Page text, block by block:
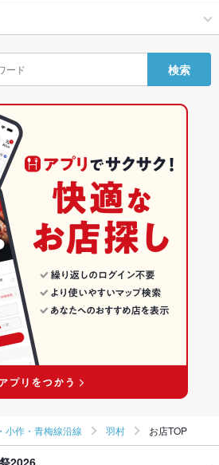
ご用意ございます！
完備
カクテル…豊富な種類をご用意しております！
スご用意。予約承っております！
プランをご用意♪
：お子様いす、ベビーサークル完備
軽に店舗までお問い合わせ下さい
など、些細なことでもご相談下さい。不明点
舗へご相談ください。
線 × 焼肉 おでん
ゲ ねぎ焼き
キング
線のグルメランキング
沿線の焼肉・ホルモンランキング
検索
小作・青梅線沿線 羽村 お店TOP
2026